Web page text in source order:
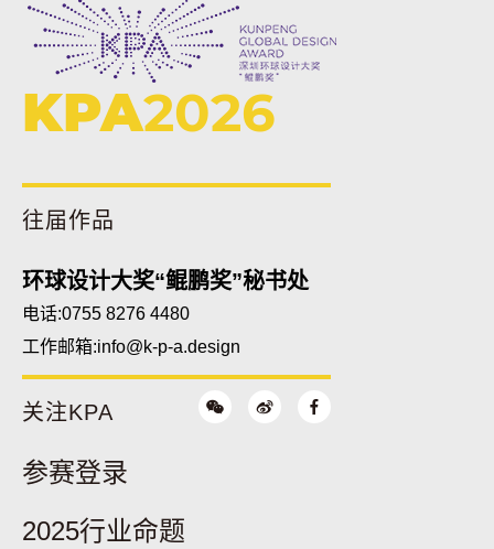
KPA2026
往届作品
环球设计大奖“鲲鹏奖”秘书处
电话:0755 8276 4480
工作邮箱:info@k-p-a.design
关注KPA
参赛登录
2025行业命题